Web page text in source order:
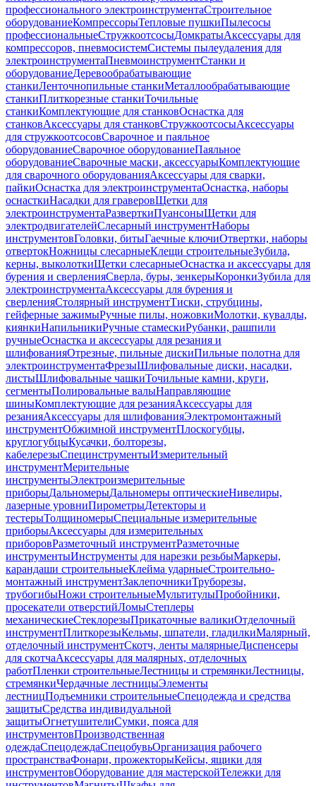
профессионального электроинструментаСтроительное
оборудованиеКомпрессорыТепловые пушкиПылесосы
профессиональныеСтружкоотсосыДомкратыАксессуары для
компрессоров, пневмосистемСистемы пылеудаления для
электроинструментаПневмоинструментСтанки и
оборудованиеДеревообрабатывающие
станкиЛенточнопильные станкиМеталлообрабатывающие
станкиПлиткорезные станкиТочильные
станкиКомплектующие для станковОснастка для
станковАксессуары для станковСтружкоотсосыАксессуары
для стружкоотсосовСварочное и паяльное
оборудованиеСварочное оборудованиеПаяльное
оборудованиеСварочные маски, аксессуарыКомплектующие
для сварочного оборудованияАксессуары для сварки,
пайкиОснастка для электроинструментаОснастка, наборы
оснасткиНасадки для граверовЩетки для
электроинструментаРазверткиПуансоныЩетки для
электродвигателейСлесарный инструментНаборы
инструментовГоловки, битыГаечные ключиОтвертки, наборы
отвертокНожницы слесарныеКлещи строительныеЗубила,
керны, выколоткиЩетки слесарныеОснастка и аксессуары для
бурения и сверленияСверла, буры, зенкерыКоронкиЗубила для
электроинструментаАксессуары для бурения и
сверленияСтолярный инструментТиски, струбцины,
гейферные зажимыРучные пилы, ножовкиМолотки, кувалды,
киянкиНапильникиРучные стамескиРубанки, рашпили
ручныеОснастка и аксессуары для резания и
шлифованияОтрезные, пильные дискиПильные полотна для
электроинструментаФрезыШлифовальные диски, насадки,
листыШлифовальные чашкиТочильные камни, круги,
сегментыПолировальные валыНаправляющие
шиныКомплектующие для резанияАксессуары для
резанияАксессуары для шлифованияЭлектромонтажный
инструментОбжимной инструментПлоскогубцы,
круглогубцыКусачки, болторезы,
кабелерезыСпецинструментыИзмерительный
инструментМерительные
инструментыЭлектроизмерительные
приборыДальномерыДальномеры оптическиеНивелиры,
лазерные уровниПирометрыДетекторы и
тестерыТолщиномерыСпециальные измерительные
приборыАксессуары для измерительных
приборовРазметочный инструментРазметочные
инструментыИнструменты для нарезки резьбыМаркеры,
карандаши строительныеКлейма ударныеСтроительно-
монтажный инструментЗаклепочникиТруборезы,
трубогибыНожи строительныеМультитулыПробойники,
просекатели отверстийЛомыСтеплеры
механическиеСтеклорезыПрикаточные валикиОтделочный
инструментПлиткорезыКельмы, шпатели, гладилкиМалярный,
отделочный инструментСкотч, ленты малярныеДиспенсеры
для скотчаАксессуары для малярных, отделочных
работПленки строительныеЛестницы и стремянкиЛестницы,
стремянкиЧердачные лестницыЭлементы
лестницПодъемники строительныеСпецодежда и средства
защитыСредства индивидуальной
защитыОгнетушителиСумки, пояса для
инструментовПроизводственная
одеждаСпецодеждаСпецобувьОрганизация рабочего
пространстваФонари, прожекторыКейсы, ящики для
инструментовОборудование для мастерскойТележки для